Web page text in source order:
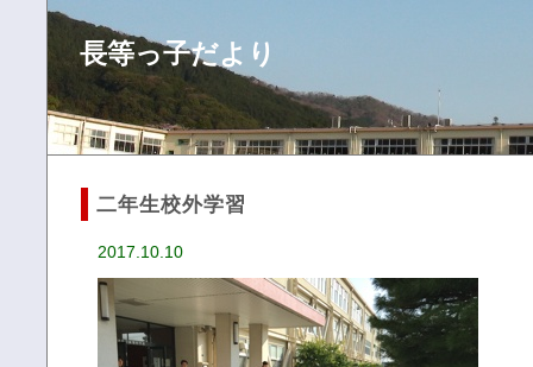
長等っ子だより
二年生校外学習
2017.10.10